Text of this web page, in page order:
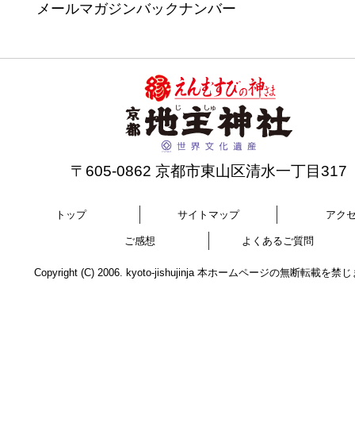
メールマガジンバックナンバー
〒605-0862 京都市東山区清水一丁目317
トップ サイトマップ アク
ご感想 よくあるご質問
Copyright (C) 2006. kyoto-jishujinja 本ホームページの無断転載を禁じ